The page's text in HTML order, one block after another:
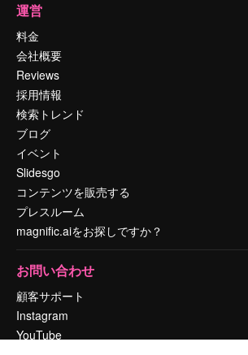
運営
料金
会社概要
Reviews
採用情報
検索トレンド
ブログ
イベント
Slidesgo
コンテンツを販売する
プレスルーム
magnific.aiをお探しですか？
お問い合わせ
顧客サポート
Instagram
YouTube